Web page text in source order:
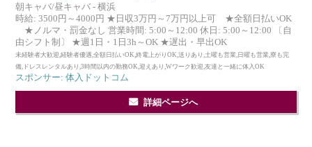
朝キャバ/昼キャバ - 横浜
時給: 3500円～4000円 ★日収3万円～7万円以上可 ★全額日払いOK
★ノルマ・罰金なし 営業時間: 5:00～12:00 休日: 5:00～12:00 〔自
由シフト制〕 ★週1日・1日3h～OK ★遅出・早出OK
未経験者大歓迎,経験者優遇,全額日払いOK,終電上がりOK,送りあり,土曜も営業,日曜も営業,寮も完
備,ドレスレンタルあり,3時間以内の勤務OK,迎えあり,Wワーク歓迎,友達と一緒に体入OK
スポンサー: 体入ドットコム
詳細ページへ